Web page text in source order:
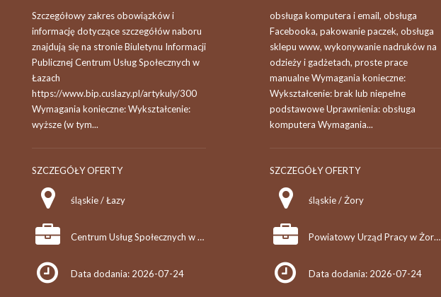
Szczegółowy zakres obowiązków i
informację dotyczące szczegółów naboru
znajdują się na stronie Biuletynu Informacji
Publicznej Centrum Usług Społecznych w
Łazach
https://www.bip.cuslazy.pl/artykuly/300
Wymagania konieczne: Wykształcenie:
wyższe (w tym...
SZCZEGÓŁY OFERTY
śląskie / Łazy
Centrum Usług Społecznych w Łazach
Data dodania: 2026-07-24
obsługa komputera i email, obsługa
Facebooka, pakowanie paczek, obsługa
sklepu www, wykonywanie nadruków na
odzieży i gadżetach, proste prace
manualne Wymagania konieczne:
Wykształcenie: brak lub niepełne
podstawowe Uprawnienia: obsługa
komputera Wymagania...
SZCZEGÓŁY OFERTY
śląskie / Żory
Powiatowy Urząd Pracy w Żorach
Data dodania: 2026-07-24